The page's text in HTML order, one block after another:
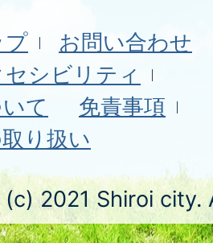
プ
お問い合わせ
シビリティ
て
免責事項
り扱い
2021 Shiroi city.